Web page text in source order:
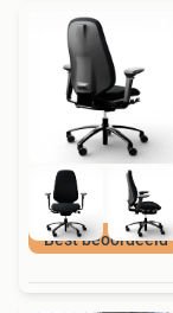
Best beoordeeld